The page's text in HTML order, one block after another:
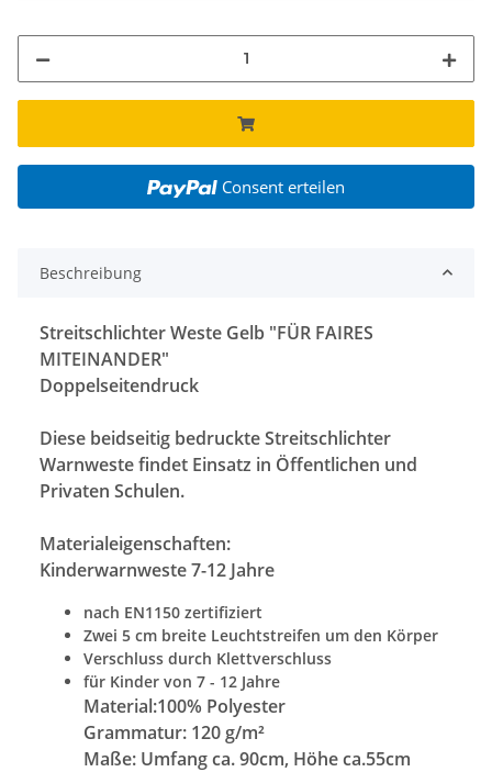
Consent erteilen
Beschreibung
Streitschlichter Weste Gelb "FÜR FAIRES
MITEINANDER"
Doppelseitendruck
Diese beidseitig bedruckte Streitschlichter
Warnweste findet Einsatz in Öffentlichen und
Privaten Schulen.
Materialeigenschaften:
Kinderwarnweste 7-12 Jahre
nach EN1150 zertifiziert
Zwei 5 cm breite Leuchtstreifen um den Körper
Verschluss durch Klettverschluss
für Kinder von 7 - 12 Jahre
Material:100% Polyester
Grammatur: 120 g/m²
Maße: Umfang ca. 90cm, Höhe ca.55cm